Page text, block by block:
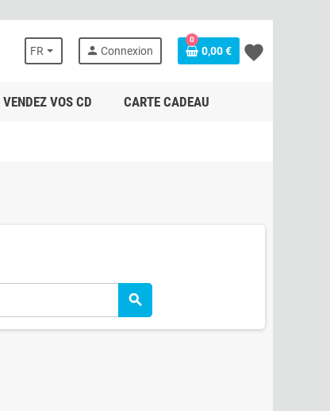
FR person Connexion
0
0,00 € favorite
VENDEZ VOS CD CARTE CADEAU
search